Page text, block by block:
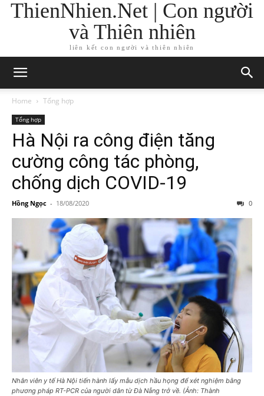
ThienNhien.Net | Con người
và Thiên nhiên
liên kết con người và thiên nhiên
Home Tổng hợp
Tổng hợp
Hà Nội ra công điện tăng
cường công tác phòng,
chống dịch COVID-19
Hồng Ngọc - 18/08/2020 0
Nhân viên y tế Hà Nội tiến hành lấy mẫu dịch hầu họng để xét nghiệm bằng
phương pháp RT-PCR của người dân từ Đà Nẵng trở về. (Ảnh: Thành